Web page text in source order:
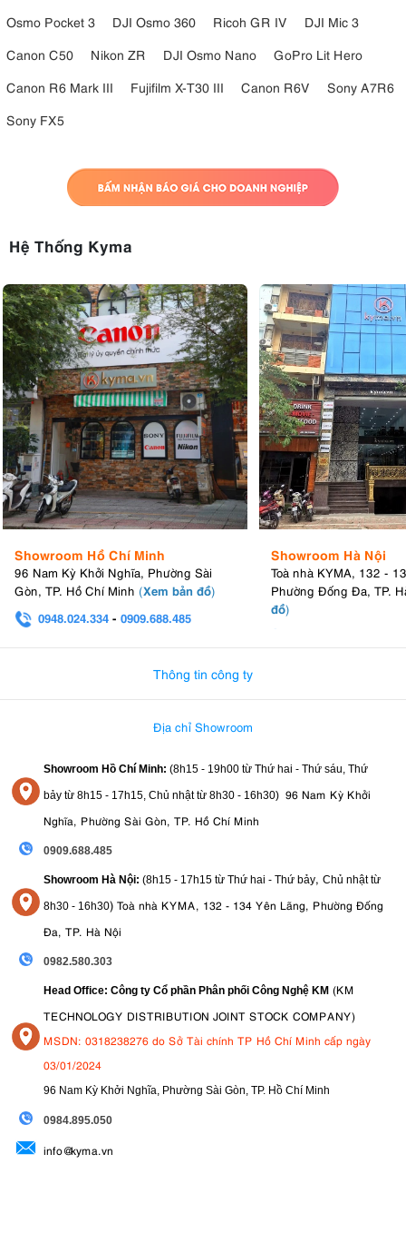
Osmo Pocket 3
DJI Osmo 360 Ricoh GR IV
DJI Mic 3
Canon C50
Nikon ZR DJI Osmo Nano
GoPro Lit Hero
Canon R6 Mark III
Fujifilm X-T30 III Canon R6V
Sony A7R6
Sony FX5
Hệ Thống Kyma
Showroom Hồ Chí Minh
96 Nam Kỳ Khởi Nghĩa, Phường Sài
Gòn, TP. Hồ Chí Minh (Xem bản đồ)
0948.024.334 - 0909.688.485
Showroom Hà Nội
Toà nhà KYMA, 132 -
Phường Đống Đa, TP.
đồ)
Thông tin công ty
Địa chỉ Showroom
Showroom Hồ Chí Minh: (8h15 - 19h00 từ Thứ hai - Thứ sáu, Thứ
bảy từ 8h15 - 17h15, Chủ nhật từ 8h30 - 16h30) 96 Nam Kỳ Khởi
Nghĩa, Phường Sài Gòn, TP. Hồ Chí Minh
0909.688.485
Showroom Hà Nội: (8h15 - 17h15 từ Thứ hai - Thứ bảy, Chủ nhật từ
8h30 - 16h30) Toà nhà KYMA, 132 - 134 Yên Lãng, Phường Đống
Đa, TP. Hà Nội
0982.580.303
Head Office: Công ty Cổ phần Phân phối Công Nghệ KM (KM
TECHNOLOGY DISTRIBUTION JOINT STOCK COMPANY)
MSDN: 0318238276 do Sở Tài chính TP Hồ Chí Minh cấp ngày
03/01/2024
96 Nam Kỳ Khởi Nghĩa, Phường Sài Gòn, TP. Hồ Chí Minh
0984.895.050
info@kyma.vn